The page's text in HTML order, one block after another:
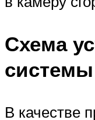
Схема
В качестве